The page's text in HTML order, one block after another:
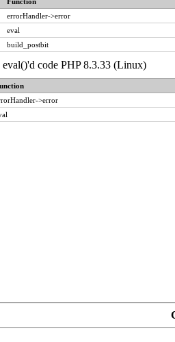
errorHandler->error
eval
build_postbit
code PHP 8.3.33 (Linux)
>error